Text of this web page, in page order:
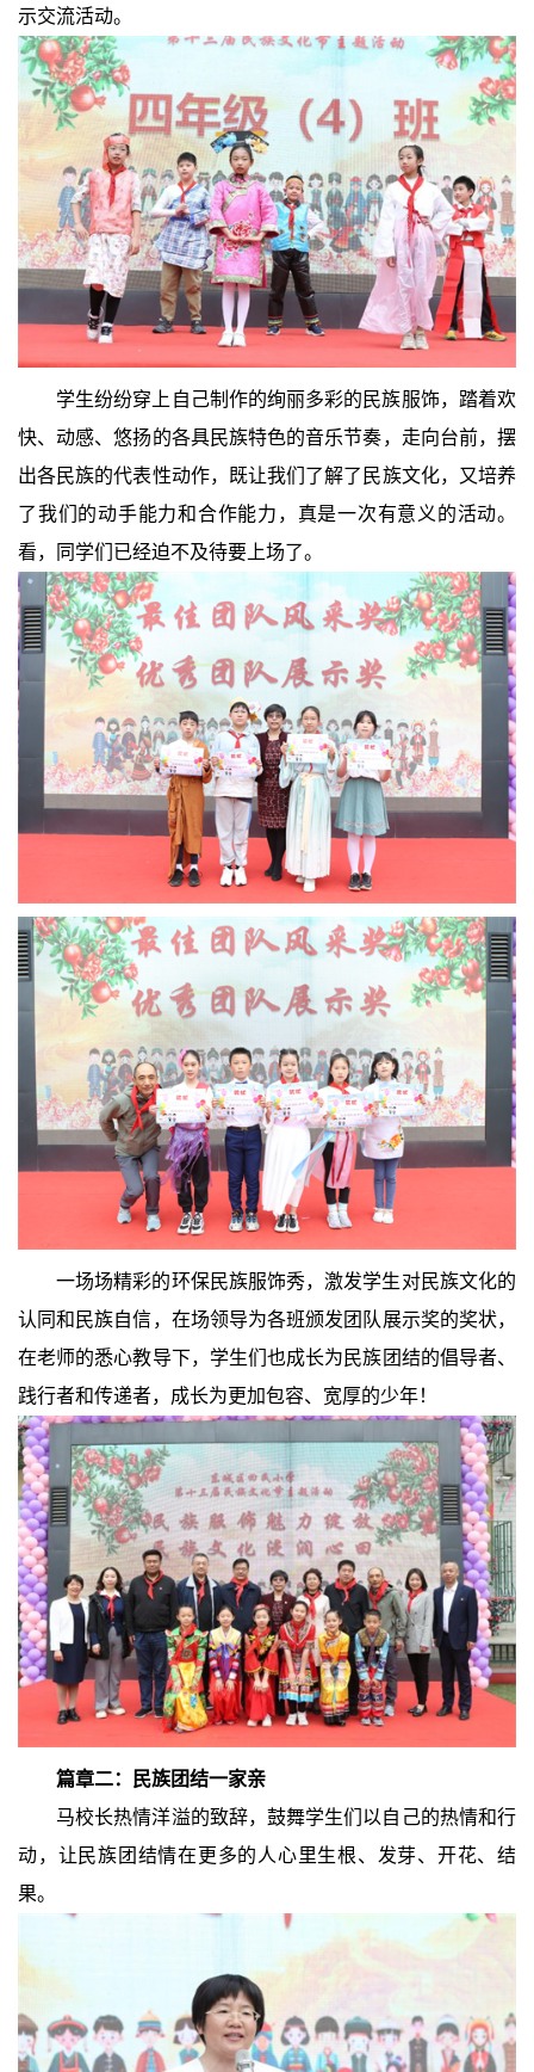
示交流活动。
学生纷纷穿上自己制作的绚丽多彩的民族服饰，踏着欢
快、动感、悠扬的各具民族特色的音乐节奏，走向台前，摆
出各民族的代表性动作，既让我们了解了民族文化，又培养
了我们的动手能力和合作能力，真是一次有意义的活动。
看，同学们已经迫不及待要上场了。
一场场精彩的环保民族服饰秀，激发学生对民族文化的
认同和民族自信，在场领导为各班颁发团队展示奖的奖状，
在老师的悉心教导下，学生们也成长为民族团结的倡导者、
践行者和传递者，成长为更加包容、宽厚的少年！
篇章二：
民族团结一家亲
马校长热情洋溢的致辞，鼓舞学生们以自己的热情和行
动，让民族团结情在更多的人心里生根、发芽、开花、结
果。